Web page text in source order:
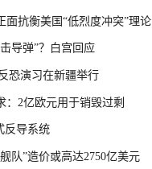
抗衡美国“低烈度冲突”理论
导弹”？白宫回应
恐演习在新疆举行
2亿欧元用于销毁过剩
反导系统
队”造价或高达2750亿美元